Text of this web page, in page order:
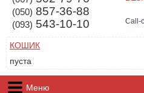
(050) 857-36-88
(093) 543-10-10 Call-
КОШИК
пуста
Меню